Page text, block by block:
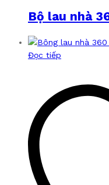
Bộ lau nhà
Đọc tiếp